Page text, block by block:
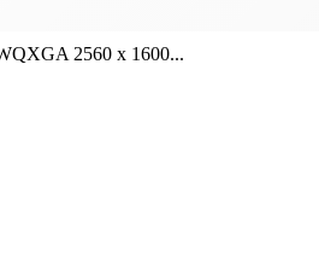
2560 x 1600...